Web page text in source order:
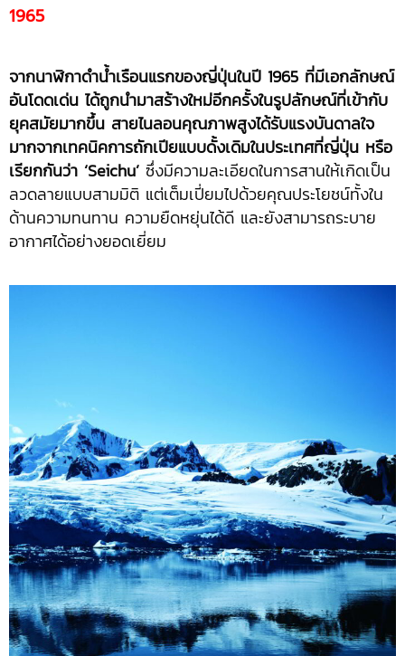
1965
จากนาฬิกาดำน้ำเรือนแรกของญี่ปุ่นในปี 1965 ที่มีเอกลักษณ์
อันโดดเด่น ได้ถูกนำมาสร้างใหม่อีกครั้งในรูปลักษณ์ที่เข้ากับ
ยุคสมัยมากขึ้น สายไนลอนคุณภาพสูงได้รับแรงบันดาลใจ
มากจากเทคนิคการถักเปียแบบดั้งเดิมในประเทศที่ญี่ปุ่น หรือ
เรียกกันว่า ‘Seichu’ ซึ่งมีความละเอียดในการสานให้เกิดเป็น
ลวดลายแบบสามมิติ แต่เต็มเปี่ยมไปด้วยคุณประโยชน์ทั้งใน
ด้านความทนทาน ความยืดหยุ่นได้ดี และยังสามารถระบาย
อากาศได้อย่างยอดเยี่ยม